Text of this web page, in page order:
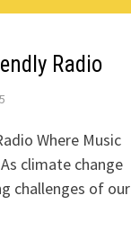
Radio
Where Music
climate change
challenges of our